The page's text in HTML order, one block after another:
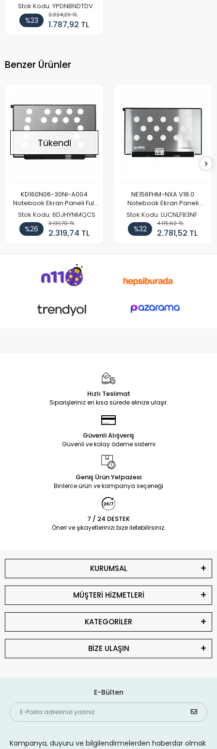
Stok Kodu: YPDNBNDTDV
%23
2.324,29 TL
1.787,92 TL
Benzer Ürünler
Tükendi
KD160N06-30NI-A004
Notebook Ekran Paneli Full
HD
Stok Kodu: 6DJHYNMQCS
%26
3.131,70 TL
2.319,74 TL
NE156FHM-NXA V18.0
Notebook Ekran Paneli
144Hz
Stok Kodu: LUCNLF83NF
%32
4.115,62 TL
2.781,52 TL
Hızlı Teslimat
Siparişleriniz en kısa sürede elinize ulaşır.
Güvenli Alışveriş
Güvenli ve kolay ödeme sistemi
Geniş Ürün Yelpazesi
Binlerce ürün ve kampanya seçeneği
7 / 24 DESTEK
Öneri ve şikayetlerinizi bize iletebilirsiniz.
KURUMSAL
MÜŞTERİ HİZMETLERİ
KATEGORİLER
BİZE ULAŞIN
E-Bülten
Kampanya, duyuru ve bilgilendirmelerden haberdar olmak